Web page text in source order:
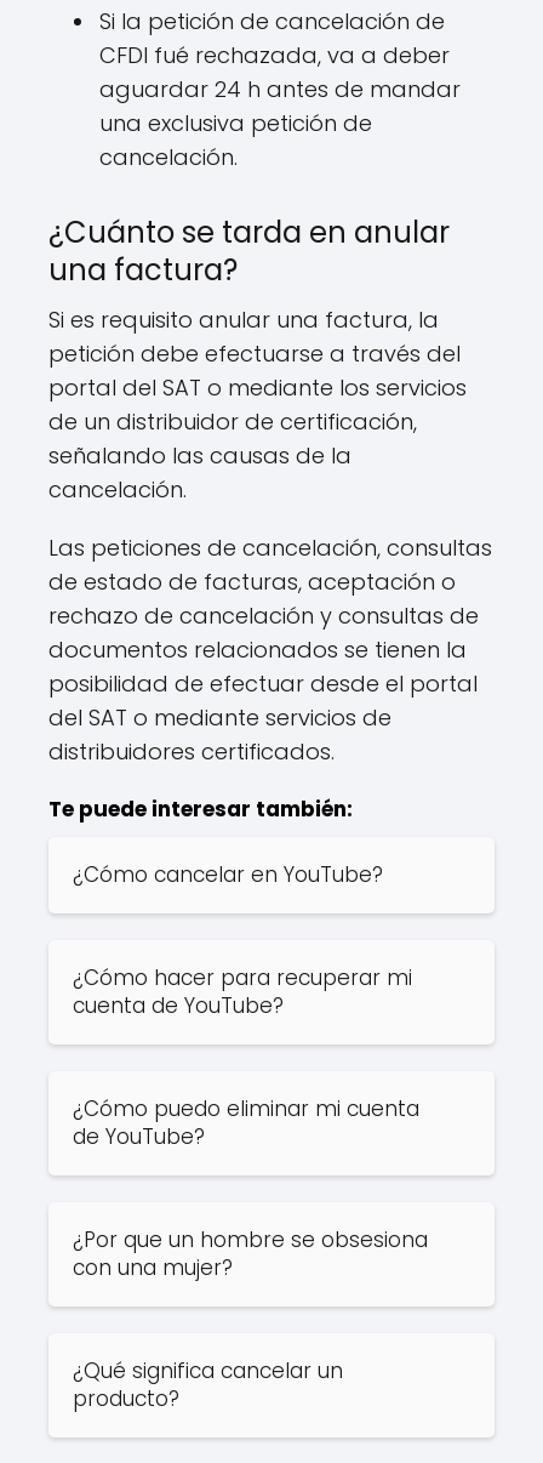
Si la petición de cancelación de
CFDI fué rechazada, va a deber
aguardar 24 h antes de mandar
una exclusiva petición de
cancelación.
¿Cuánto se tarda en anular
una factura?
Si es requisito anular una factura, la
petición debe efectuarse a través del
portal del SAT o mediante los servicios
de un distribuidor de certificación,
señalando las causas de la
cancelación.
Las peticiones de cancelación, consultas
de estado de facturas, aceptación o
rechazo de cancelación y consultas de
documentos relacionados se tienen la
posibilidad de efectuar desde el portal
del SAT o mediante servicios de
distribuidores certificados.
Te puede interesar también:
¿Cómo cancelar en YouTube?
¿Cómo hacer para recuperar mi
cuenta de YouTube?
¿Cómo puedo eliminar mi cuenta
de YouTube?
¿Por que un hombre se obsesiona
con una mujer?
¿Qué significa cancelar un
producto?